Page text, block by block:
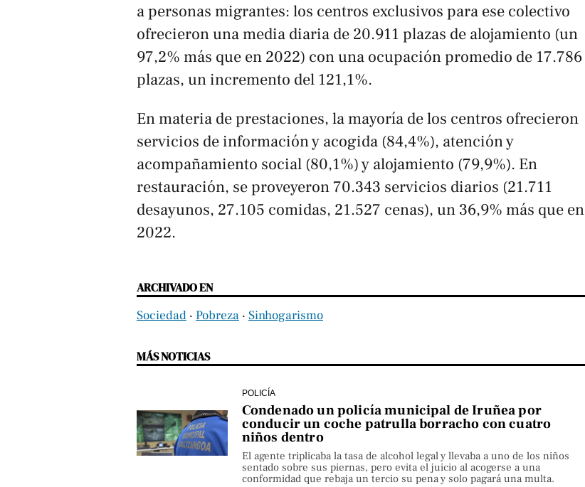
a personas migrantes: los centros exclusivos para ese colectivo
ofrecieron una media diaria de 20.911 plazas de alojamiento (un
97,2% más que en 2022) con una ocupación promedio de 17.786
plazas, un incremento del 121,1%.
En materia de prestaciones, la mayoría de los centros ofrecieron
servicios de información y acogida (84,4%), atención y
acompañamiento social (80,1%) y alojamiento (79,9%). En
restauración, se proveyeron 70.343 servicios diarios (21.711
desayunos, 27.105 comidas, 21.527 cenas), un 36,9% más que en
2022.
ARCHIVADO EN
Sociedad ‧ Pobreza ‧ Sinhogarismo
MÁS NOTICIAS
POLICÍA
Condenado un policía municipal de Iruñea por
conducir un coche patrulla borracho con cuatro
niños dentro
El agente triplicaba la tasa de alcohol legal y llevaba a uno de los niños
sentado sobre sus piernas, pero evita el juicio al acogerse a una
conformidad que rebaja un tercio su pena y solo pagará una multa.